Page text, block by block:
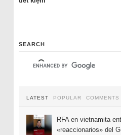
SEARCH
LATEST POPULAR COMMENTS
RFA en vietnamita
«reaccionarios» del